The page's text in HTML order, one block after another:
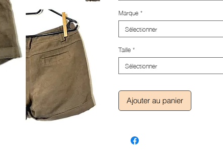
Marque*
Sélectionner
Taille*
Sélectionner
Ajouter au panier